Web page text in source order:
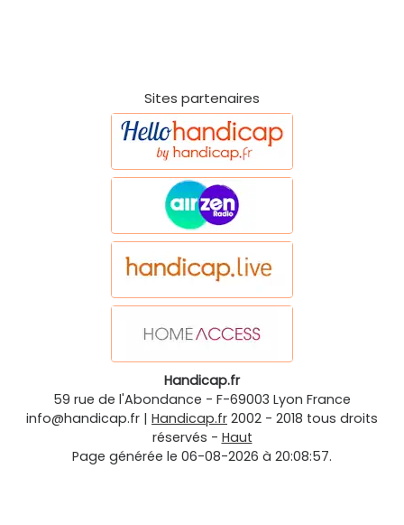
Sites partenaires
Handicap.fr
59 rue de l'Abondance - F-69003 Lyon France
info@handicap.fr | Handicap.fr 2002 - 2018 tous droits
réservés - Haut
Page générée le 06-08-2026 à 20:08:57.